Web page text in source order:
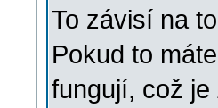
To závisí na
Pokud to
fungují, což je